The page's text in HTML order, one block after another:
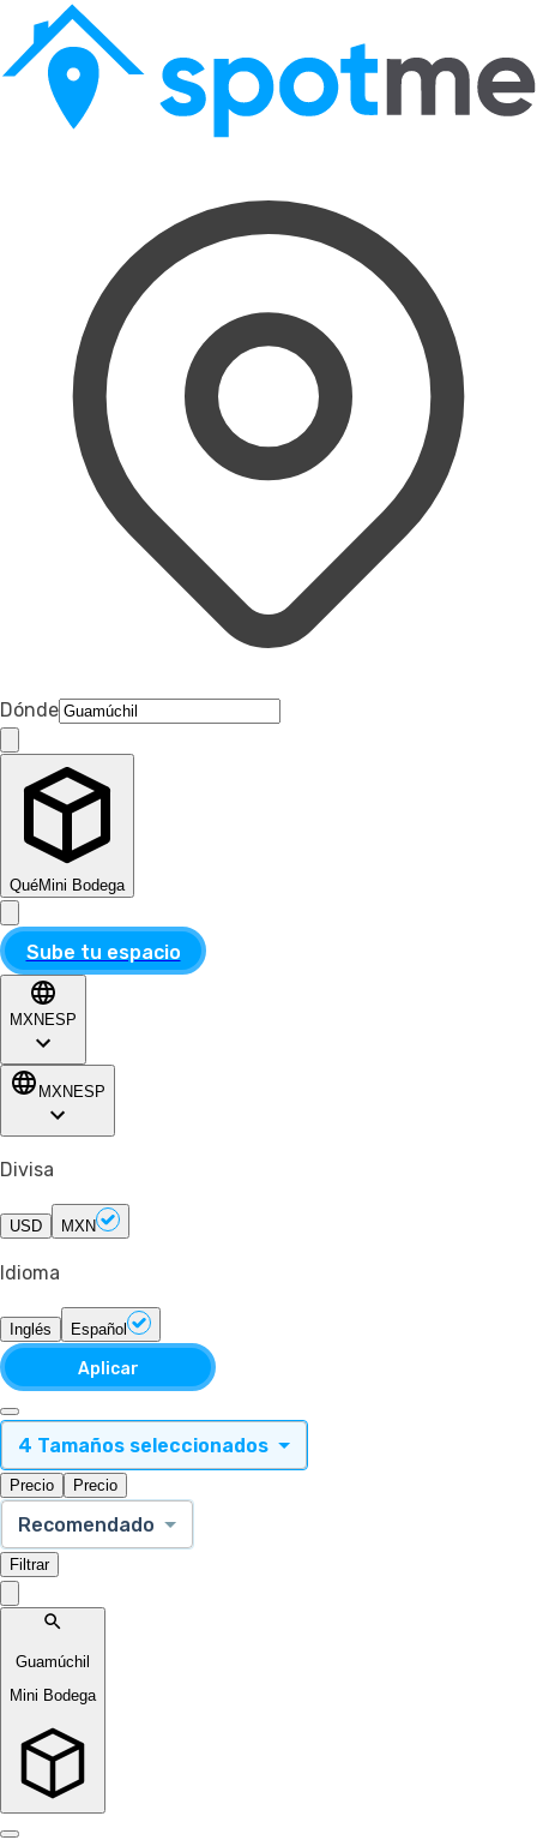
Dónde
QuéMini Bodega
Sube tu espacio
MXN ESP
MXN ESP
Divisa
USD MXN
Idioma
Inglés Español
Aplicar
4 Tamaños seleccionados
Precio Precio
Recomendado
Filtrar
Guamúchil
Mini Bodega